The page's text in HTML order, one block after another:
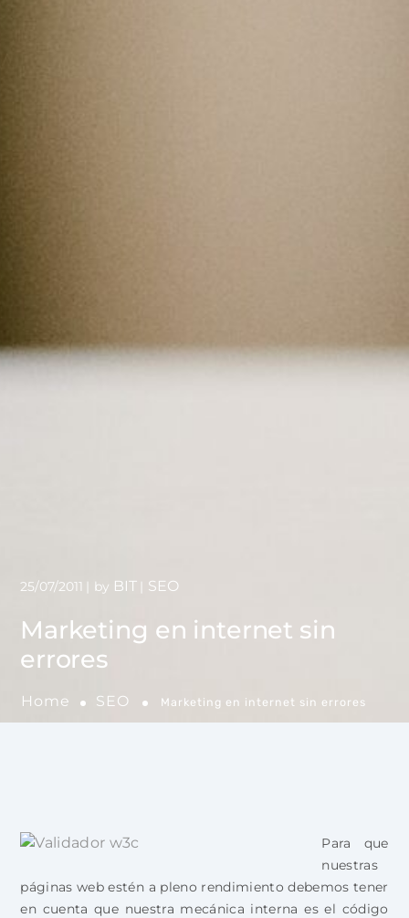
Marketing en internet sin
errores
Home SEO Marketing en internet sin errores
25/07/2011 by BIT SEO
Para que
nuestras
páginas web estén a pleno rendimiento debemos tener
en cuenta que nuestra mecánica interna es el código